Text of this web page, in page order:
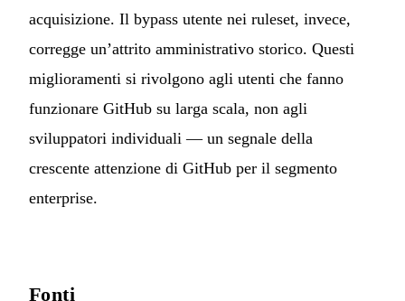
acquisizione. Il bypass utente nei ruleset, invece,
corregge un’attrito amministrativo storico. Questi
miglioramenti si rivolgono agli utenti che fanno
funzionare GitHub su larga scala, non agli
sviluppatori individuali — un segnale della
crescente attenzione di GitHub per il segmento
enterprise.
Fonti